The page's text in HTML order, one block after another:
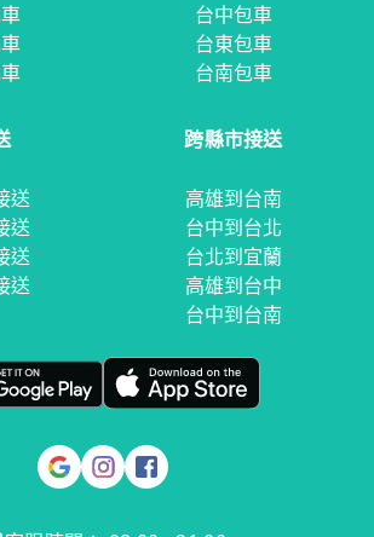
台中包車
台東包車
台南包車
送
送
送
送
跨縣市接送
高雄到台南
台中到台北
台北到宜蘭
高雄到台中
台中到台南